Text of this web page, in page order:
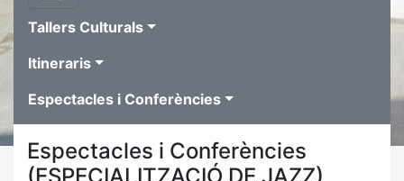
Tallers Culturals
Itineraris
Espectacles i Conferències
Espectacles i Conferències